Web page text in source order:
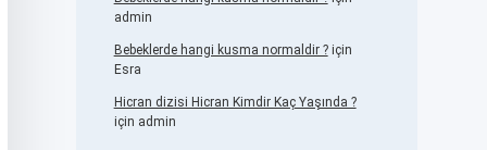
admin
Bebeklerde hangi kusma normaldir ?için
Esra
Hicran dizisi Hicran Kimdir Kaç Yaşında ?
için admin